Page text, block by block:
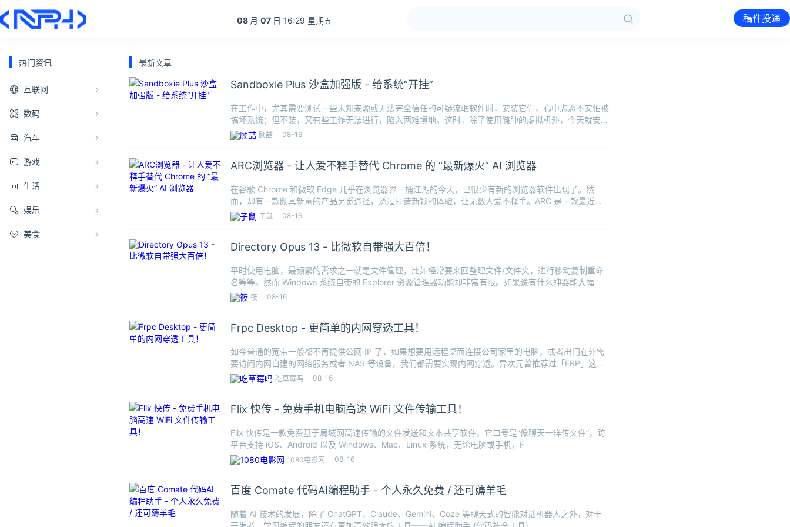
08 月 07 日 16:29 星期五 稿件投递
热门资讯
互联网
数码
汽车
游戏
生活
娱乐
美食
最新文章
Sandboxie Plus 沙盒加强版 - 给系统“开挂”
在工作中，尤其需要测试一些未知来源或无法完全信任的可疑流氓软件时，安装它们，心中忐忑不安怕被
搞坏系统；但不装，又有些工作无法进行，陷入两难境地。这时，除了使用臃肿的虚拟机外，今天就安利
一款更小巧好用的
顾喆 08-16
ARC浏览器 - 让人爱不释手替代 Chrome 的 “最新爆火” AI 浏览器
在谷歌 Chrome 和微软 Edge 几乎在浏览器界一桶江湖的今天，已很少有新的浏览器软件出现了。然
而，却有一款颇具新意的产品另觅途径，透过打造新颖的体验，让无数人爱不释手。ARC 是一款最近爆
火的
子鼠 08-16
Directory Opus 13 - 比微软自带强大百倍！
平时使用电脑，最频繁的需求之一就是文件管理，比如经常要来回整理文件/文件夹，进行移动复制重命
名等等。然而 Windows 系统自带的 Explorer 资源管理器功能却非常有限。如果说有什么神器能大幅
筱 08-16
Frpc Desktop - 更简单的内网穿透工具！
如今普通的宽带一般都不再提供公网 IP 了，如果想要用远程桌面连接公司家里的电脑，或者出门在外需
要访问内网自建的网络服务或者 NAS 等设备，我们都需要实现内网穿透。异次元曾推荐过「FRP」这款
开源免
吃草莓吗 08-16
Flix 快传 - 免费手机电脑高速 WiFi 文件传输工具！
Flix 快传是一款免费基于局域网高速传输的文件发送和文本共享软件，它口号是“像聊天一样传文件”，跨
平台支持 iOS、Android 以及 Windows、Mac、Linux 系统，无论电脑或手机，F
1080电影网 08-16
百度 Comate 代码AI编程助手 - 个人永久免费 / 还可薅羊毛
随着 AI 技术的发展，除了 ChatGPT、Claude、Gemini、Coze 等聊天式的智能对话机器人之外，对于